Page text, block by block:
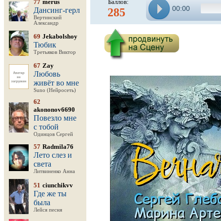
77 merus
Дансинг-герл
Вертинский
Александр
69 Jekabolshoy
Тюбик
Третьяков Виктор
67 Zay
Любовь
живёт во мне
Suno (Нейросеть)
62
akononov6690
Повезло мне
с тобой
Одинцов Сергей
57 Radmila76
Лето слез и
света
Литвиненко Анна
51 ciunchikvv
Где же ты
была
Лейся песня
Баллов:
285 00:00